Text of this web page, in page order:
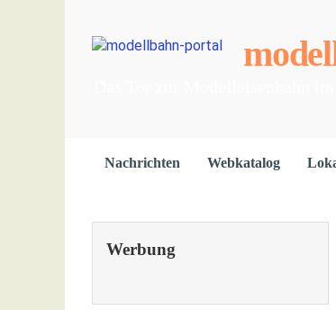
Nachrichten Webkatalog
Werbung